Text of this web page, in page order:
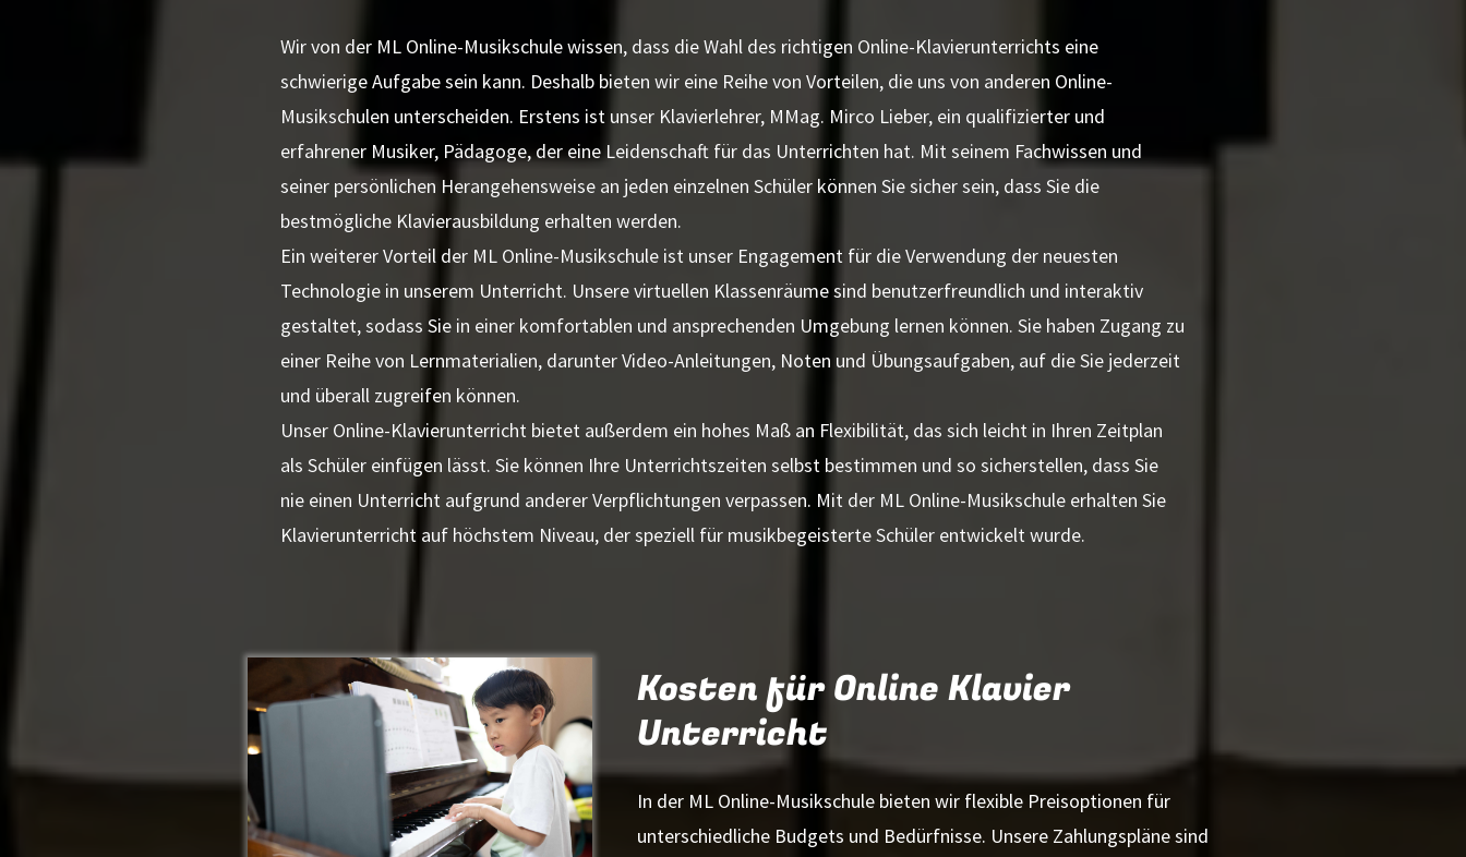
Wir von der ML Online-Musikschule wissen, dass die Wahl des richtigen Online-Klavierunterrichts eine
schwierige Aufgabe sein kann. Deshalb bieten wir eine Reihe von Vorteilen, die uns von anderen Online-
Musikschulen unterscheiden. Erstens ist unser Klavierlehrer, MMag. Mirco Lieber, ein qualifizierter und
erfahrener Musiker, Pädagoge, der eine Leidenschaft für das Unterrichten hat. Mit seinem Fachwissen und
seiner persönlichen Herangehensweise an jeden einzelnen Schüler können Sie sicher sein, dass Sie die
bestmögliche Klavierausbildung erhalten werden.
Ein weiterer Vorteil der ML Online-Musikschule ist unser Engagement für die Verwendung der neuesten
Technologie in unserem Unterricht. Unsere virtuellen Klassenräume sind benutzerfreundlich und interaktiv
gestaltet, sodass Sie in einer komfortablen und ansprechenden Umgebung lernen können. Sie haben Zugang zu
einer Reihe von Lernmaterialien, darunter Video-Anleitungen, Noten und Übungsaufgaben, auf die Sie jederzeit
und überall zugreifen können.
Unser Online-Klavierunterricht bietet außerdem ein hohes Maß an Flexibilität, das sich leicht in Ihren Zeitplan
als Schüler einfügen lässt. Sie können Ihre Unterrichtszeiten selbst bestimmen und so sicherstellen, dass Sie
nie einen Unterricht aufgrund anderer Verpflichtungen verpassen. Mit der ML Online-Musikschule erhalten Sie
Klavierunterricht auf höchstem Niveau, der speziell für musikbegeisterte Schüler entwickelt wurde.
Kosten für Online Klavier
Unterricht
In der ML Online-Musikschule bieten wir flexible Preisoptionen für
unterschiedliche Budgets und Bedürfnisse. Unsere Zahlungspläne sind